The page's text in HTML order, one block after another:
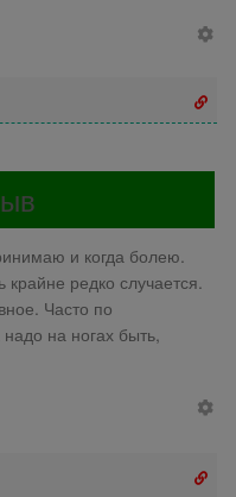
и когда болею.
крайне редко случается.
Часто по
на ногах быть,